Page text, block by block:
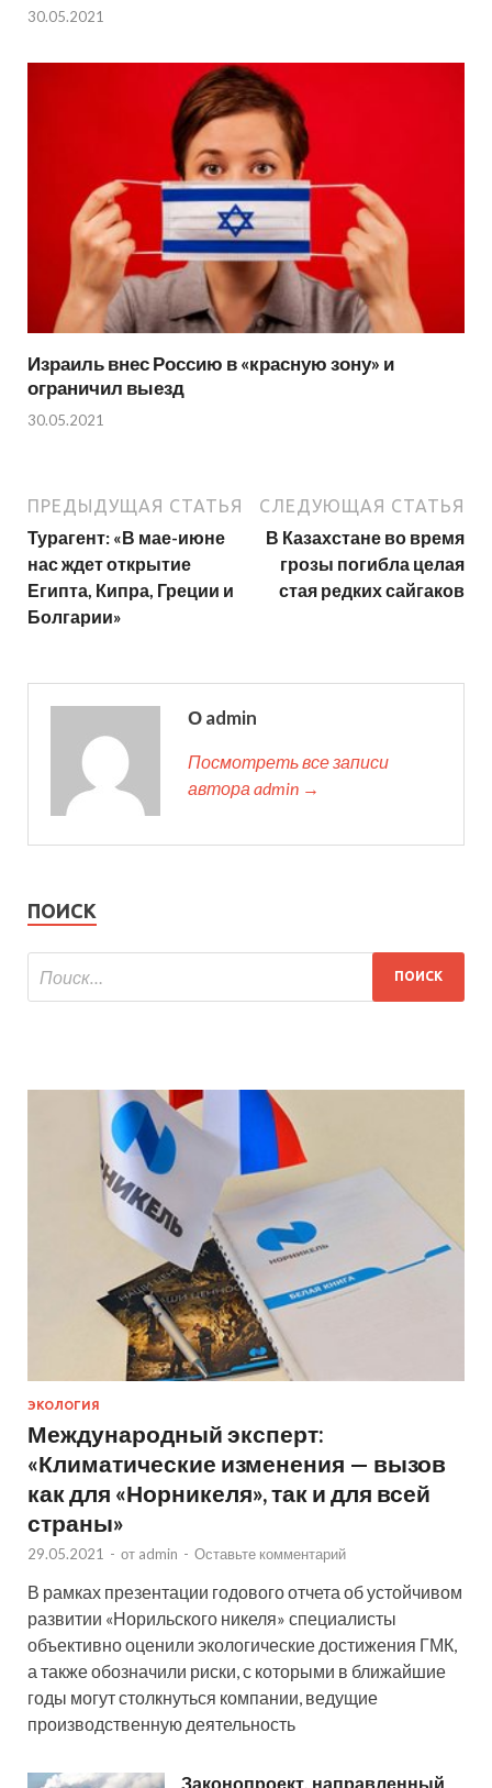
30.05.2021
Израиль внес Россию в «красную зону» и
ограничил выезд
30.05.2021
ПРЕДЫДУЩАЯ СТАТЬЯ
Турагент: «В мае-июне
нас ждет открытие
Египта, Кипра, Греции и
Болгарии»
СЛЕДУЮЩАЯ СТАТЬЯ
В Казахстане во время
грозы погибла целая
стая редких сайгаков
О admin
Посмотреть все записи
автора admin →
ПОИСК
ЭКОЛОГИЯ
Международный эксперт:
«Климатические изменения — вызов
как для «Норникеля», так и для всей
страны»
29.05.2021 - от admin - Оставьте комментарий
В рамках презентации годового отчета об устойчивом
развитии «Норильского никеля» специалисты
объективно оценили экологические достижения ГМК,
а также обозначили риски, с которыми в ближайшие
годы могут столкнуться компании, ведущие
производственную деятельность
Законопроект, направленный